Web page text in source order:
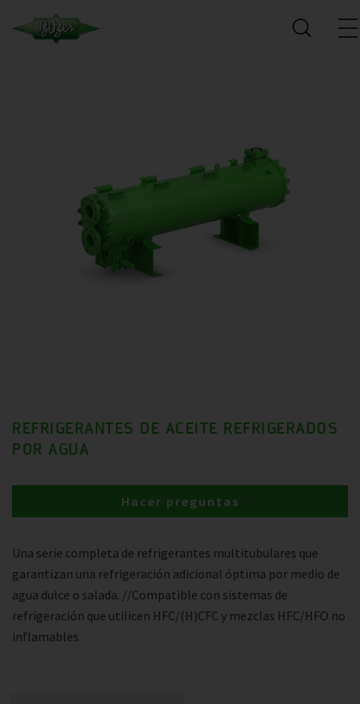
REFRIGERANTES DE ACEITE REFRIGERADOS
POR AGUA
Una serie completa de refrigerantes multitubulares que
garantizan una refrigeración adicional óptima por medio de
agua dulce o salada. //Compatible con sistemas de
refrigeración que utilicen HFC/(H)CFC y mezclas HFC/HFO no
inflamables.
Hacer preguntas